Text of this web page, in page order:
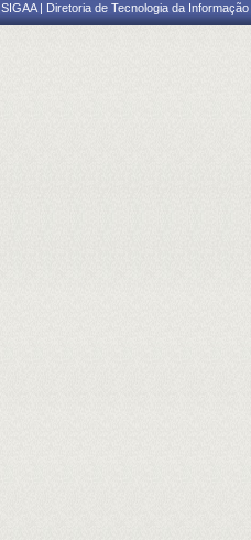
SIGAA | Diretoria de Tecnologia da